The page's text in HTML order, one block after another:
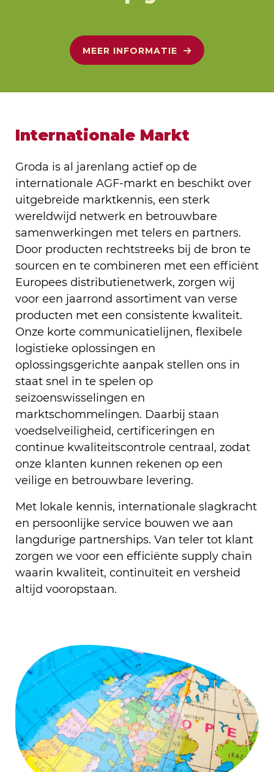
MEER INFORMATIE
Internationale Markt
Groda is al jarenlang actief op de
internationale AGF-markt en beschikt over
uitgebreide marktkennis, een sterk
wereldwijd netwerk en betrouwbare
samenwerkingen met telers en partners.
Door producten rechtstreeks bij de bron te
sourcen en te combineren met een efficiënt
Europees distributienetwerk, zorgen wij
voor een jaarrond assortiment van verse
producten met een consistente kwaliteit.
Onze korte communicatielijnen, flexibele
logistieke oplossingen en
oplossingsgerichte aanpak stellen ons in
staat snel in te spelen op
seizoenswisselingen en
marktschommelingen. Daarbij staan
voedselveiligheid, certificeringen en
continue kwaliteitscontrole centraal, zodat
onze klanten kunnen rekenen op een
veilige en betrouwbare levering.
Met lokale kennis, internationale slagkracht
en persoonlijke service bouwen we aan
langdurige partnerships. Van teler tot klant
zorgen we voor een efficiënte supply chain
waarin kwaliteit, continuïteit en versheid
altijd vooropstaan.